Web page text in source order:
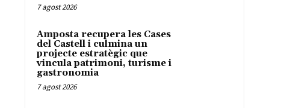
7 agost 2026
Amposta recupera les Cases
del Castell i culmina un
projecte estratègic que
vincula patrimoni, turisme i
gastronomia
7 agost 2026